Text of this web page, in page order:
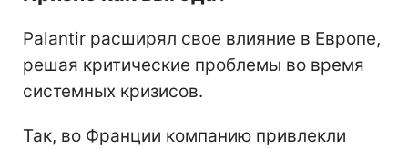
Palantir расширял свое влияние в Европе,
решая критические проблемы во время
системных кризисов.
Так, во Франции компанию привлекли